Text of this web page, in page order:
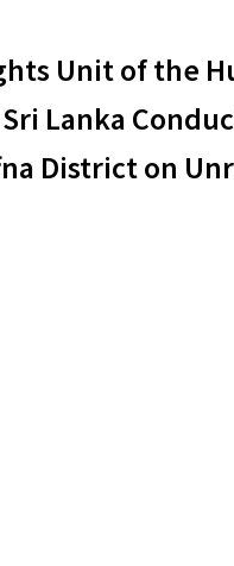
Unit of the
Lanka
District on